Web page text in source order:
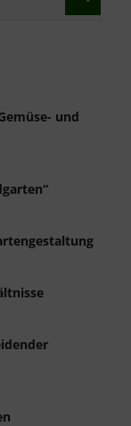
und